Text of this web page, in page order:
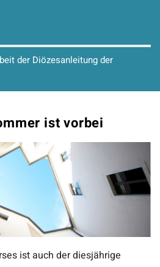
der Diözesanleitung der
ist vorbei
ist auch der diesjährige